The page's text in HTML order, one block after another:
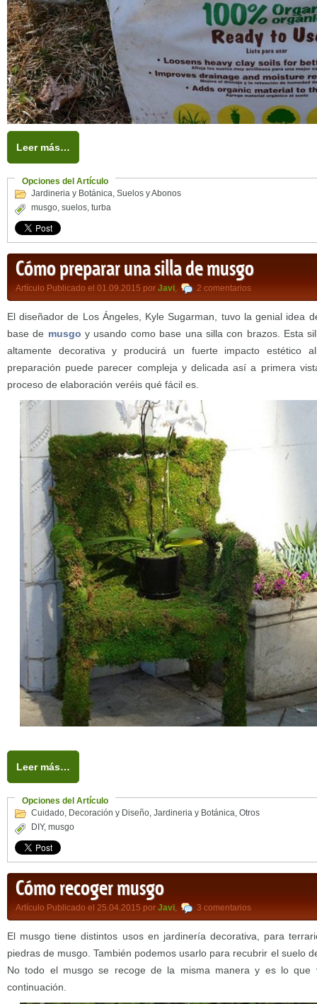
Leer más…
Opciones del Artículo
Jardineria y Botánica, Suelos y Abonos
musgo, suelos, turba
Cómo preparar una silla de musgo
Artículo Publicado el 01.09.2015 por Javi, 2 comentarios
El diseñador de Los Ángeles, Kyle Sugarman, tuvo la genial idea
base de musgo y usando como base una silla con brazos. Esta
altamente decorativa y producirá un fuerte impacto estético
preparación puede parecer compleja y delicada así a primera
proceso de elaboración veréis qué fácil es.
Leer más…
Opciones del Artículo
Cuidado, Decoración y Diseño, Jardineria y Botánica, Otros
DIY, musgo
Cómo recoger musgo
Artículo Publicado el 25.04.2015 por Javi, 3 comentarios
El musgo tiene distintos usos en jardinería decorativa, para
piedras de musgo. También podemos usarlo para recubrir el suelo
No todo el musgo se recoge de la misma manera y es lo que
continuación.